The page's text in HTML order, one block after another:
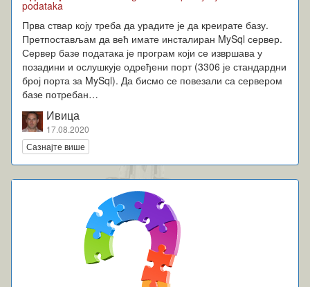
podataka
Прва ствар коју треба да урадите је да креирате базу.
Претпостављам да већ имате инсталиран MySql сервер.
Сервер базе података је програм који се извршава у
позадини и ослушкује одређени порт (3306 је стандардни
број порта за MySql). Да бисмо се повезали са сервером
базе потребан…
Ивица
17.08.2020
Сазнајте више